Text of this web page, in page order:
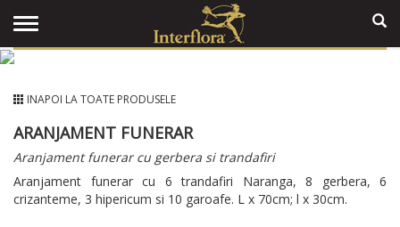
INAPOI LA TOATE PRODUSELE
ARANJAMENT FUNERAR
Aranjament funerar cu gerbera si trandafiri
Aranjament funerar cu 6 trandafiri Naranga, 8 gerbera, 6
crizanteme, 3 hipericum si 10 garoafe. L x 70cm; l x 30cm.